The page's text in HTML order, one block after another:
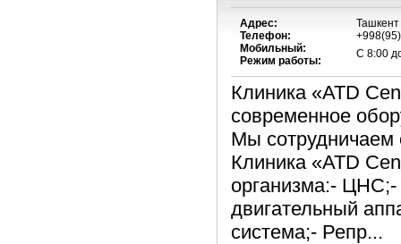
Адрес:
Телефон:
Мобильный:
Режим работы:
С 8:00
Клиника «ATD
современное
Мы сотрудничаем
Клиника «ATD
организма:-
двигательный
система;- Репр...